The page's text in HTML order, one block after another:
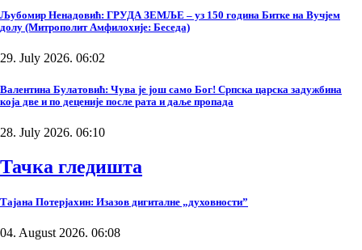
Љубомир Ненадовић: ГРУДА ЗЕМЉЕ – уз 150 година Битке на Вучјем
долу (Митрополит Амфилохије: Беседа)
29. July 2026. 06:02
Валентина Булатовић: Чува је још само Бог! Српска царска задужбина
која две и по деценије после рата и даље пропада
28. July 2026. 06:10
Тачка гледишта
Тајана Потерјахин: Изазов дигиталне „духовности”
04. August 2026. 06:08